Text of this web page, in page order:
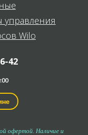
управления
Wilo
42
офертой. Наличие и